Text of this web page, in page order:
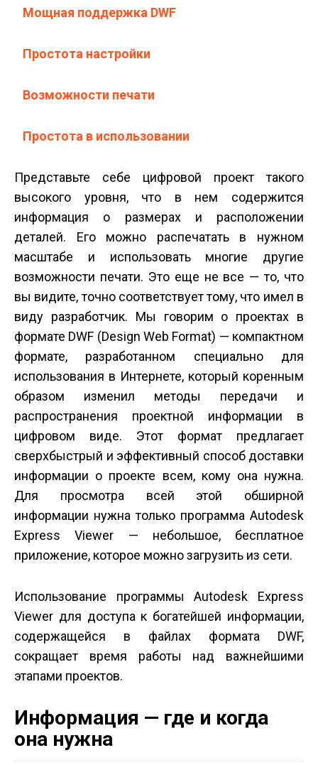
Мощная поддержка DWF
Простота настройки
Возможности печати
Простота в использовании
Представьте себе цифровой проект такого
высокого уровня, что в нем содержится
информация о размерах и расположении
деталей. Его можно распечатать в нужном
масштабе и использовать многие другие
возможности печати. Это еще не все — то, что
вы видите, точно соответствует тому, что имел в
виду разработчик. Мы говорим о проектах в
формате DWF (Design Web Format) — компактном
формате, разработанном специально для
использования в Интернете, который коренным
образом изменил методы передачи и
распространения проектной информации в
цифровом виде. Этот формат предлагает
сверхбыстрый и эффективный способ доставки
информации о проекте всем, кому она нужна.
Для просмотра всей этой обширной
информации нужна только программа Autodesk
Express Viewer — небольшое, бесплатное
приложение, которое можно загрузить из сети.
Использование программы Autodesk Express
Viewer для доступа к богатейшей информации,
содержащейся в файлах формата DWF,
сокращает время работы над важнейшими
этапами проектов.
Информация — где и когда
она нужна